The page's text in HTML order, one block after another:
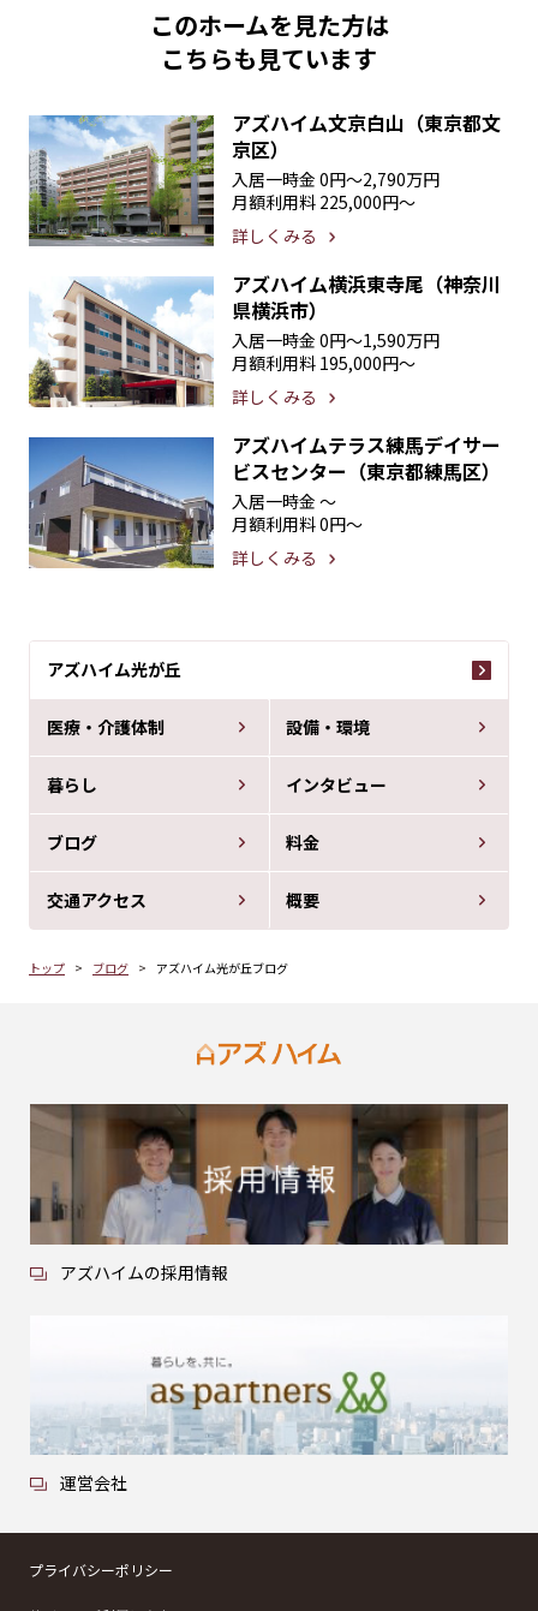
アズハイム光が丘
医療・介護体制 設備・環境
暮らし インタビュー
ブログ 料金
交通アクセス 概要
トップ ブログ アズハイム光が丘ブログ
このホームを見た方は
こちらも見ています
アズハイム文京白山（東京都文
京区）
入居一時金 0円〜2,790万円
月額利用料 225,000円〜
詳しくみる
アズハイム横浜東寺尾（神奈川
県横浜市）
入居一時金 0円〜1,590万円
月額利用料 195,000円〜
詳しくみる
アズハイムテラス練馬デイサー
ビスセンター（東京都練馬区）
入居一時金 〜
月額利用料0円〜
詳しくみる
アズハイムの採用情報
運営会社
プライバシーポリシー